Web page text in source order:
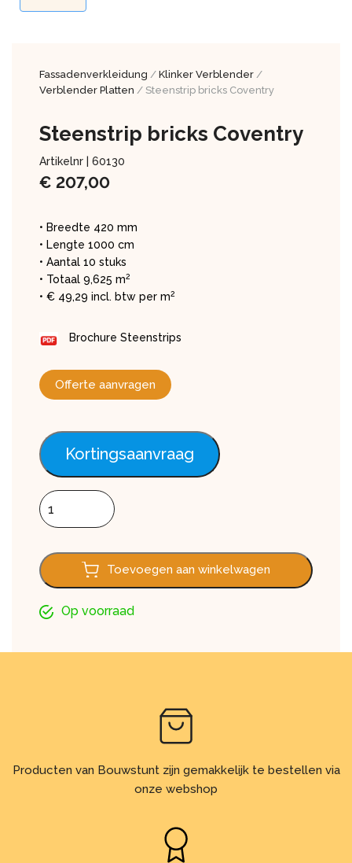
Fassadenverkleidung / Klinker Verblender /
Verblender Platten / Steenstrip bricks Coventry
Steenstrip bricks Coventry
Artikelnr | 60130
€ 207,00
• Breedte 420 mm
• Lengte 1000 cm
• Aantal 10 stuks
• Totaal 9,625 m2
• € 49,29 incl. btw per m2
Brochure Steenstrips
Offerte aanvragen
Kortingsaanvraag
Steenstrip bricks Coventry aantal
Toevoegen aan winkelwagen
Op voorraad
Producten van Bouwstunt zijn gemakkelijk te bestellen via
onze webshop